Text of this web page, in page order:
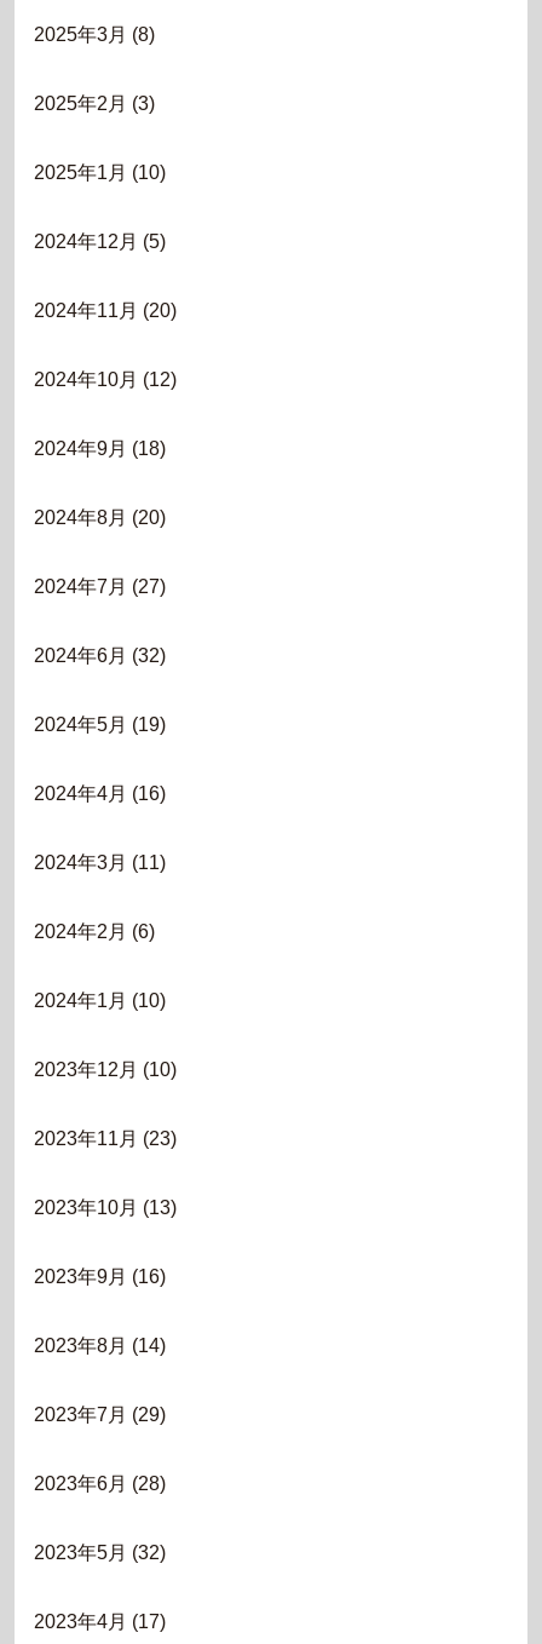
2025年3月 (8)
2025年2月 (3)
2025年1月 (10)
2024年12月 (5)
2024年11月 (20)
2024年10月 (12)
2024年9月 (18)
2024年8月 (20)
2024年7月 (27)
2024年6月 (32)
2024年5月 (19)
2024年4月 (16)
2024年3月 (11)
2024年2月 (6)
2024年1月 (10)
2023年12月 (10)
2023年11月 (23)
2023年10月 (13)
2023年9月 (16)
2023年8月 (14)
2023年7月 (29)
2023年6月 (28)
2023年5月 (32)
2023年4月 (17)